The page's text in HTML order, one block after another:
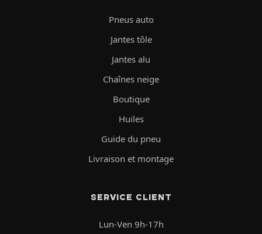
Pneus auto
Jantes tôle
Jantes alu
Chaînes neige
Boutique
Huiles
Guide du pneu
Livraison et montage
SERVICE CLIENT
Lun-Ven 9h-17h